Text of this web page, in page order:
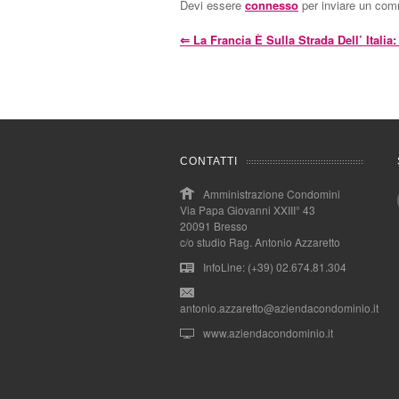
Devi essere connesso per inviare un
⇐ La Francia È Sulla Strada Dell’
CONTATTI
Amministrazione Condomini
Via Papa Giovanni XXIII° 43
20091 Bresso
c/o studio Rag. Antonio Azzaretto
InfoLine: (+39) 02.674.81.304
antonio.azzaretto@aziendacondominio.it
www.aziendacondominio.it